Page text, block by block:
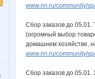
www.nn.ru/community/
Сбор заказов до
(огромный выбор
домашнем хозяйстве,
www.nn.ru/community/
Сбор заказов до